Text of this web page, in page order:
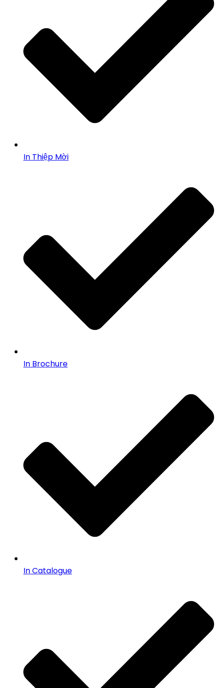
In Thiệp Mời
In Brochure
In Catalogue